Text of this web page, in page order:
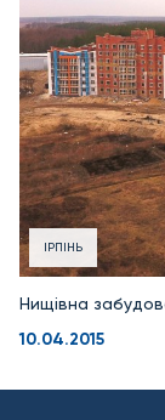
ІРПІНЬ
Нищівна
10.04.2015